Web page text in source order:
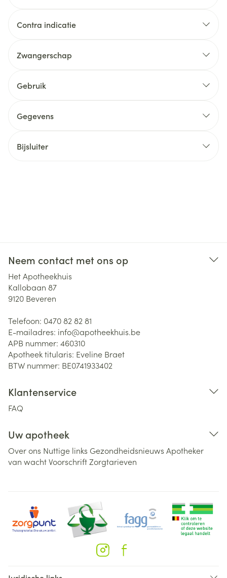
Contra indicatie
Zwangerschap
Gebruik
Gegevens
Bijsluiter
Neem contact met ons op
Het Apotheekhuis
Kallobaan 87
9120 Beveren
Telefoon: 0470 82 82 81
E-mailadres: info@apotheekhuis.be
APB nummer: 460310
Apotheek titularis: Eveline Braet
BTW nummer: BE0741933402
Klantenservice
FAQ
Uw apotheek
Over ons Nuttige links Gezondheidsnieuws Apotheker
van wachtVoorschriftZorgtarieven